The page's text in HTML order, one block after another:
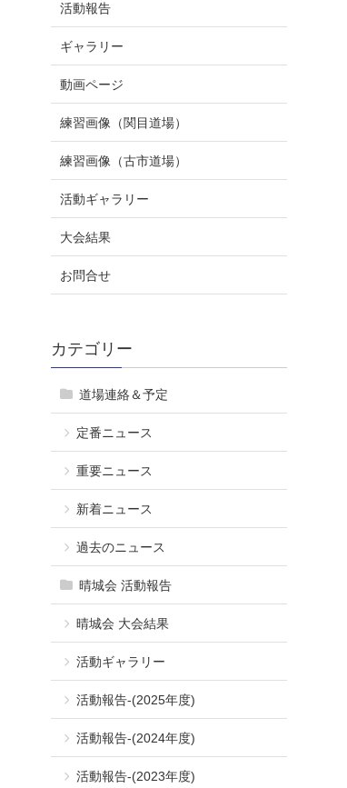
活動報告
ギャラリー
動画ページ
練習画像（関目道場）
練習画像（古市道場）
活動ギャラリー
大会結果
お問合せ
カテゴリー
道場連絡＆予定
定番ニュース
重要ニュース
新着ニュース
過去のニュース
晴城会 活動報告
晴城会 大会結果
活動ギャラリー
活動報告-(2025年度)
活動報告-(2024年度)
活動報告-(2023年度)